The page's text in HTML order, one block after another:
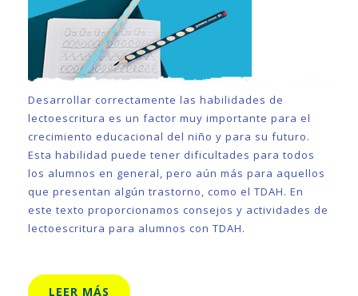
Desarrollar correctamente las habilidades de
lectoescritura es un factor muy importante para el
crecimiento educacional del niño y para su futuro.
Esta habilidad puede tener dificultades para todos
los alumnos en general, pero aún más para aquellos
que presentan algún trastorno, como el TDAH. En
este texto proporcionamos consejos y actividades de
lectoescritura para alumnos con TDAH.
LEER MÁS